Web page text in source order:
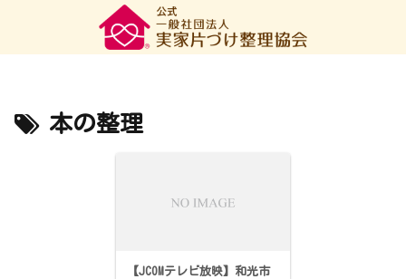
本の整理
【JCOMテレビ放映】和光市